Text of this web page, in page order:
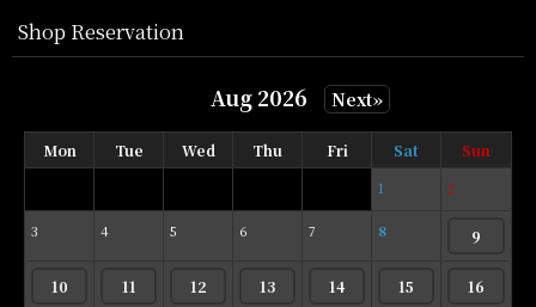
Shop Reservation
Aug 2026 Next»
Mon Tue Wed Thu Fri Sat Sun
1 2
3 4 5 6 7 8 9
10 11 12 13 14 15 16